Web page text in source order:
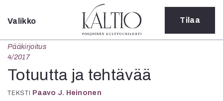
Sulje
Verkkoartikkeli
Teatteri
Tanssi
Valikko Tilaa
Pääkirjoitus
4/2017
Totuutta ja tehtävää
TEKSTI Paavo J. Heinonen